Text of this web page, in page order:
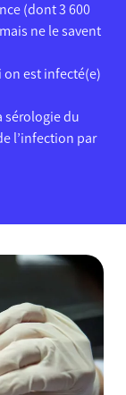
(dont 3 600
ne le savent
on est infecté(e)
sérologie du
l’infection par